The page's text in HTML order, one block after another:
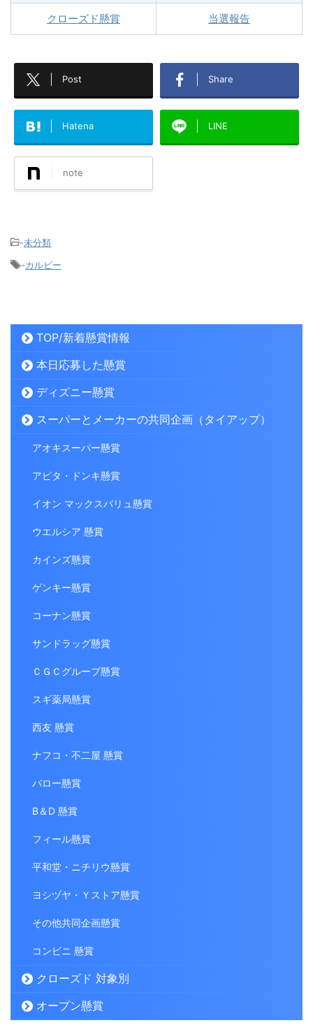
クローズド懸賞 当選報告
Post Share
Hatena LINE
note
-未分類
-カルビー
TOP/新着懸賞情報
本日応募した懸賞
ディズニー懸賞
スーパーとメーカーの共同企画（タイアップ）
アオキスーパー懸賞
アピタ・ドンキ懸賞
イオン マックスバリュ懸賞
ウエルシア 懸賞
カインズ懸賞
ゲンキー懸賞
コーナン懸賞
サンドラッグ懸賞
ＣＧＣグループ懸賞
スギ薬局懸賞
西友 懸賞
ナフコ・不二屋 懸賞
バロー懸賞
B＆D 懸賞
フィール懸賞
平和堂・ニチリウ懸賞
ヨシヅヤ・Ｙストア懸賞
その他共同企画懸賞
コンビニ 懸賞
クローズド 対象別
オープン懸賞